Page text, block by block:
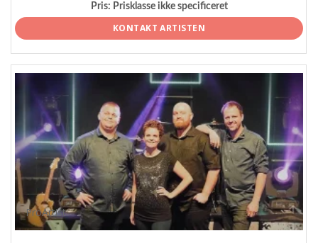
Pris: Prisklasse ikke specificeret
KONTAKT ARTISTEN
ProArtist